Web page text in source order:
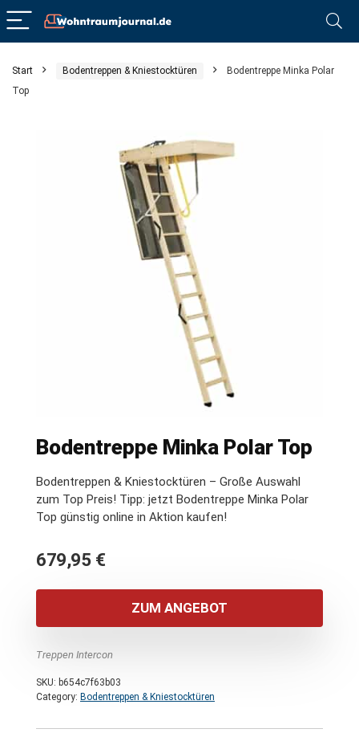
Start Bodentreppen & Kniestocktüren
Bodentreppe Minka Polar
Top
Bodentreppe Minka Polar Top
Bodentreppen & Kniestocktüren – Große Auswahl
zum Top Preis! Tipp: jetzt Bodentreppe Minka Polar
Top günstig online in Aktion kaufen!
679,95 €
ZUM ANGEBOT
Treppen Intercon
SKU: b654c7f63b03
Category: Bodentreppen & Kniestocktüren